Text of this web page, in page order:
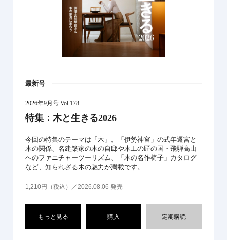
最新号
2026年9月号 Vol.178
特集：木と生きる2026
今回の特集のテーマは「木」。「伊勢神宮」の式年遷宮と
木の関係、名建築家の木の自邸や木工の匠の国・飛騨高山
へのファニチャーツーリズム、「木の名作椅子」カタログ
など、知られざる木の魅力が満載です。
1,210円（税込）／2026.08.06 発売
もっと見る 購入 定期購読